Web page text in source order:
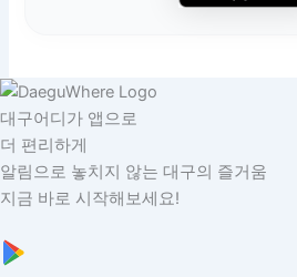
대구어디가 앱으로
더 편리하게
알림으로 놓치지 않는 대구의 즐거움
지금 바로 시작해보세요!